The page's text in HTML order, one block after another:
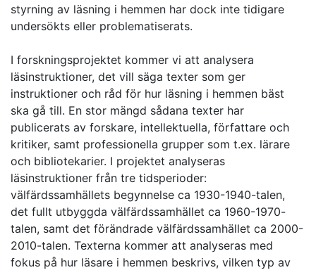
styrning av läsning i hemmen har dock inte tidigare
undersökts eller problematiserats.
I forskningsprojektet kommer vi att analysera
läsinstruktioner, det vill säga texter som ger
instruktioner och råd för hur läsning i hemmen bäst
ska gå till. En stor mängd sådana texter har
publicerats av forskare, intellektuella, författare och
kritiker, samt professionella grupper som t.ex. lärare
och bibliotekarier. I projektet analyseras
läsinstruktioner från tre tidsperioder:
välfärdssamhällets begynnelse ca 1930-1940-talen,
det fullt utbyggda välfärdssamhället ca 1960-1970-
talen, samt det förändrade välfärdssamhället ca 2000-
2010-talen. Texterna kommer att analyseras med
fokus på hur läsare i hemmen beskrivs, vilken typ av